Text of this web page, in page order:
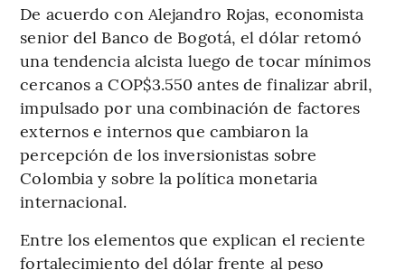
De acuerdo con Alejandro Rojas, economista
senior del Banco de Bogotá, el dólar retomó
una tendencia alcista luego de tocar mínimos
cercanos a COP$3.550 antes de finalizar abril,
impulsado por una combinación de factores
externos e internos que cambiaron la
percepción de los inversionistas sobre
Colombia y sobre la política monetaria
internacional.
Entre los elementos que explican el reciente
fortalecimiento del dólar frente al peso